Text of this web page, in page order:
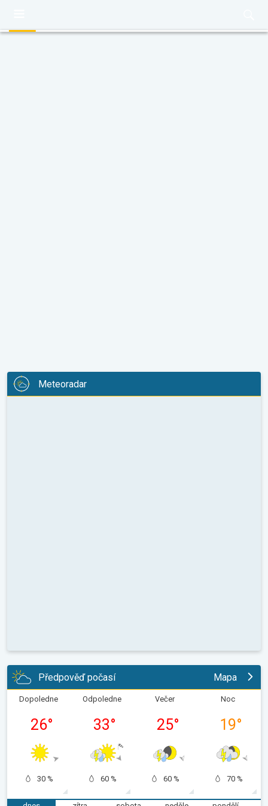
Meteoradar
Předpověď počasí Mapa
Dopoledne
26°
30 %
Odpoledne
33°
60 %
Večer
25°
60 %
Noc
19°
70 %